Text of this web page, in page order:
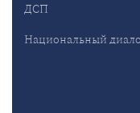
ДСП
Национальный